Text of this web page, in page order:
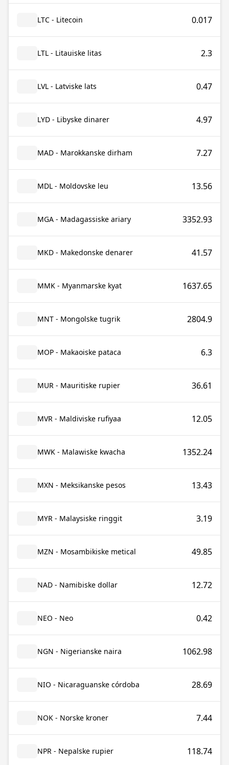
LTC - Litecoin 0.017
LTL - Litauiske litas 2.3
LVL - Latviske lats 0.47
LYD - Libyske dinarer 4.97
MAD - Marokkanske dirham 7.27
MDL - Moldovske leu 13.56
MGA - Madagassiske ariary 3352.93
MKD - Makedonske denarer 41.57
MMK - Myanmarske kyat 1637.65
MNT - Mongolske tugrik 2804.9
MOP - Makaoiske pataca 6.3
MUR - Mauritiske rupier 36.61
MVR - Maldiviske rufiyaa 12.05
MWK - Malawiske kwacha 1352.24
MXN - Meksikanske pesos 13.43
MYR - Malaysiske ringgit 3.19
MZN - Mosambikiske metical 49.85
NAD - Namibiske dollar 12.72
NEO - Neo 0.42
NGN - Nigerianske naira 1062.98
NIO - Nicaraguanske córdoba 28.69
NOK - Norske kroner 7.44
NPR - Nepalske rupier 118.74